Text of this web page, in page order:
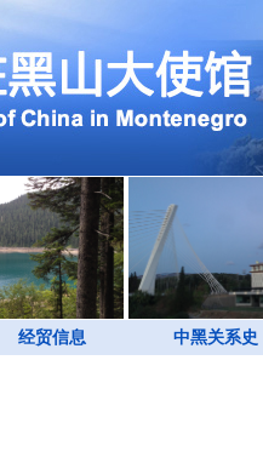
经贸信息 中黑关系史